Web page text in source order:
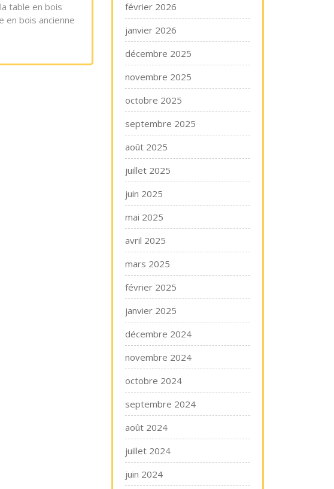
table en bois
en bois ancienne
février 2026
janvier 2026
décembre 2025
novembre 2025
octobre 2025
septembre 2025
août 2025
juillet 2025
juin 2025
mai 2025
avril 2025
mars 2025
février 2025
janvier 2025
décembre 2024
novembre 2024
octobre 2024
septembre 2024
août 2024
juillet 2024
juin 2024